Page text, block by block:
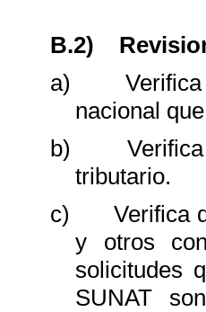
B.2)
a)
nacional
b)
tributario.
c)
Verifica
y otros
solicitudes
SUNAT